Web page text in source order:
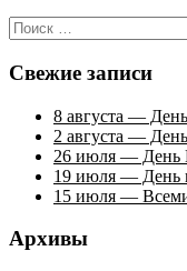
Искать:
Свежие записи
8 августа —
2 августа —
26 июля — День
19 июля — День
15 июля —
Архивы